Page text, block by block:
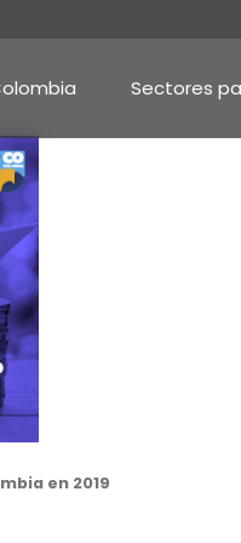
Por qué Colombia